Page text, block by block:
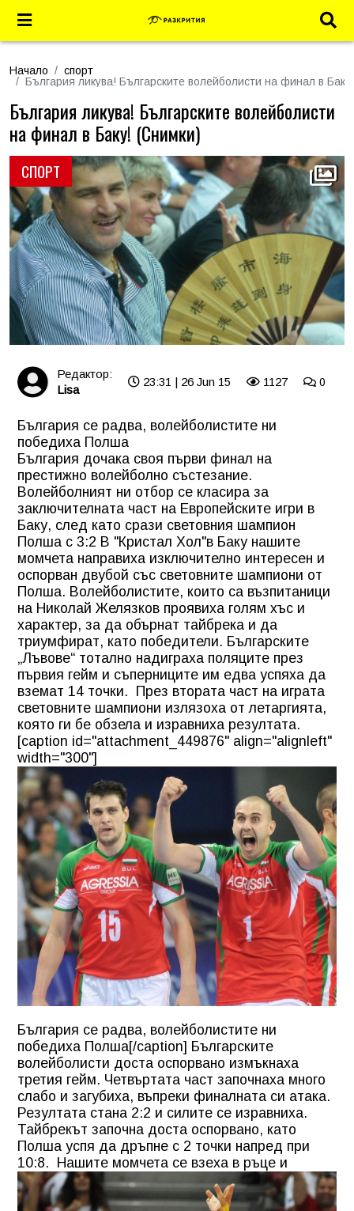
Начало
спорт
България ликува! Българските волейболисти на финал в
СПОРТ
България ликува! Българските волейболисти
на финал в Баку! (Снимки)
Редактор:
Lisa
23:31 | 26 Jun 15 1127 0
България се радва, волейболистите ни
победиха Полша
България дочака своя първи финал на
престижно волейболно състезание.
Волейболният ни отбор се класира за
заключителната част на Европейските игри в
Баку, след като срази световния шампион
Полша с 3:2 В "Кристал Хол"в Баку нашите
момчета направиха изключително интересен и
оспорван двубой със световните шампиони от
Полша. Волейболистите, които са възпитаници
на Николай Желязков проявиха голям хъс и
характер, за да обърнат тайбрека и да
триумфират, като победители. Българските
„Лъвове“ тотално надиграха поляците през
първия гейм и съперниците им едва успяха да
вземат 14 точки. През втората част на играта
световните шампиони излязоха от летаргията,
която ги бе обзела и изравниха резултата.
[caption id="attachment_449876" align="alignleft"
width="300"]
България се радва, волейболистите ни
победиха Полша[/caption] Българските
волейболисти доста оспорвано измъкнаха
третия гейм. Четвъртата част започнаха много
слабо и загубиха, въпреки финалната си атака.
Резултата стана 2:2 и силите се изравниха.
Тайбрекът започна доста оспорвано, като
Полша успя да дръпне с 2 точки напред при
10:8. Нашите момчета се взеха в ръце и